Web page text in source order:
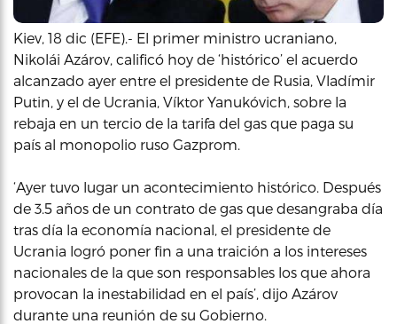
Kiev, 18 dic (EFE).- El primer ministro ucraniano,
Nikolái Azárov, calificó hoy de ‘histórico’ el acuerdo
alcanzado ayer entre el presidente de Rusia, Vladímir
Putin, y el de Ucrania, Víktor Yanukóvich, sobre la
rebaja en un tercio de la tarifa del gas que paga su
país al monopolio ruso Gazprom.
‘Ayer tuvo lugar un acontecimiento histórico. Después
de 3.5 años de un contrato de gas que desangraba día
tras día la economía nacional, el presidente de
Ucrania logró poner fin a una traición a los intereses
nacionales de la que son responsables los que ahora
provocan la inestabilidad en el país’, dijo Azárov
durante una reunión de su Gobierno.